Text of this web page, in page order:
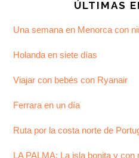
ÚLTIMAS
Una semana en Menorca con
Holanda en siete días
Viajar con bebés con Ryanair
Ferrara en un día
Ruta por la costa norte de
LA PALMA: La isla bonita y con